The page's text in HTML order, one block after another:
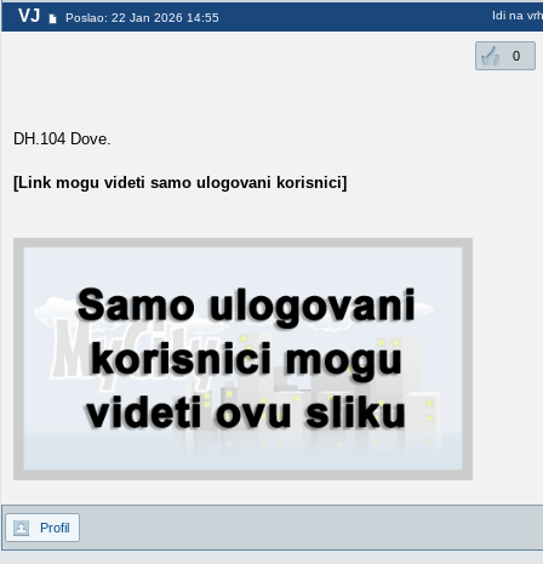
VJ Poslao: 22 Jan 2026 14:55 Idi na vrh
0
DH.104 Dove.
[Link mogu videti samo ulogovani korisnici]
Profil